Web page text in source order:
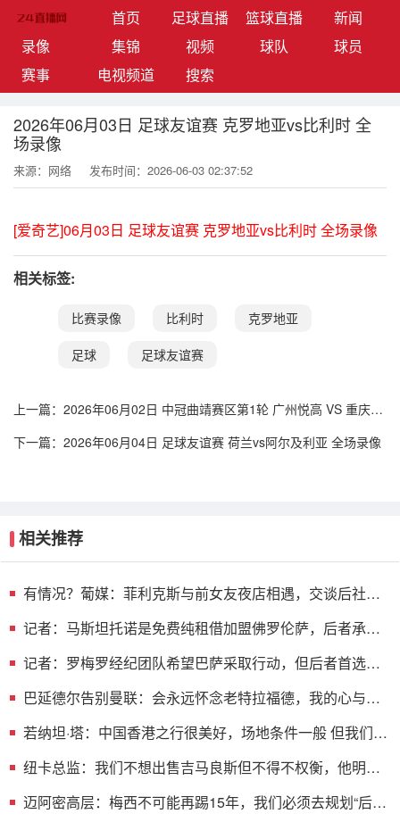
首页(current)足球直播 篮球直播
新闻
录像
集锦 视频 球队
球员
赛事
电视频道 搜索
2026年06月03日 足球友谊赛 克罗地亚vs比利时 全
场录像
来源：网络 发布时间：2026-06-03 02:37:52
[爱奇艺]06月03日 足球友谊赛 克罗地亚vs比利时 全场录像
相关标签:
比赛录像 比利时 克罗地亚
足球 足球友谊赛
上一篇： 2026年06月02日 中冠曲靖赛区第1轮 广州悦高 VS 重庆润
下一篇： 2026年06月04日 足球友谊赛 荷兰vs阿尔及利亚 全场录像
相关推荐
有情况？葡媒：菲利克斯与前女友夜店相遇，交谈后社媒
记者：马斯坦托诺是免费纯租借加盟佛罗伦萨，后者承担
记者：罗梅罗经纪团队希望巴萨采取行动，但后者首选引
巴延德尔告别曼联：会永远怀念老特拉福德，我的心与你
若纳坦·塔：中国香港之行很美好，场地条件一般 但我们踢
纽卡总监：我们不想出售吉马良斯但不得不权衡，他明确
迈阿密高层：梅西不可能再踢15年，我们必须去规划“后梅